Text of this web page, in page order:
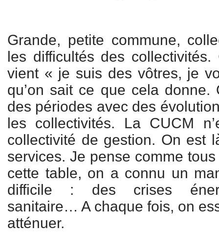
Grande, petite commune,
les difficultés des
vient « je suis des vôtres, je
qu’on sait ce que cela
des périodes avec des
les collectivités. La CUCM
collectivité de gestion. On est
services. Je pense comme
cette table, on a connu un
difficile : des crises
sanitaire… A chaque fois, on
atténuer.